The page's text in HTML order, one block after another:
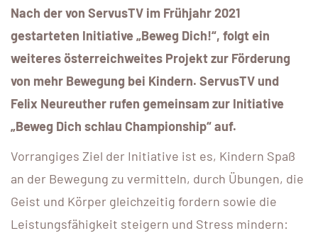
Nach der von ServusTV im Frühjahr 2021
gestarteten Initiative „Beweg Dich!“, folgt ein
weiteres österreichweites Projekt zur Förderung
von mehr Bewegung bei Kindern. ServusTV und
Felix Neureuther rufen gemeinsam zur Initiative
„Beweg Dich schlau Championship“ auf.
Vorrangiges Ziel der Initiative ist es, Kindern Spaß
an der Bewegung zu vermitteln, durch Übungen, die
Geist und Körper gleichzeitig fordern sowie die
Leistungsfähigkeit steigern und Stress mindern: